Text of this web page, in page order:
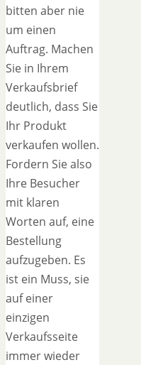
bitten aber nie
um einen
Auftrag. Machen
Sie in Ihrem
Verkaufsbrief
deutlich, dass Sie
Ihr Produkt
verkaufen wollen.
Fordern Sie also
Ihre Besucher
mit klaren
Worten auf, eine
Bestellung
aufzugeben. Es
ist ein Muss, sie
auf einer
einzigen
Verkaufsseite
immer wieder